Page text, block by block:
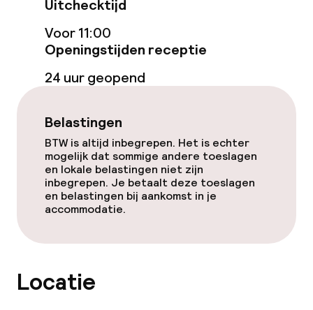
Uitchecktijd
Voor 11:00
Openingstijden receptie
24 uur geopend
Belastingen
BTW is altijd inbegrepen. Het is echter
mogelijk dat sommige andere toeslagen
en lokale belastingen niet zijn
inbegrepen. Je betaalt deze toeslagen
en belastingen bij aankomst in je
accommodatie.
Locatie